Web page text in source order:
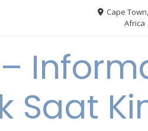
Cape
Africa
–
Saat